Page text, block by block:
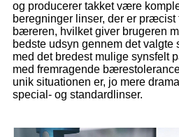
og producerer takket være
beregninger linser, der er præcist
bæreren, hvilket giver brugeren
bedste udsyn gennem det valgte
med det bredest mulige synsfelt
med fremragende
unik situationen er, jo mere
special- og standardlinser.